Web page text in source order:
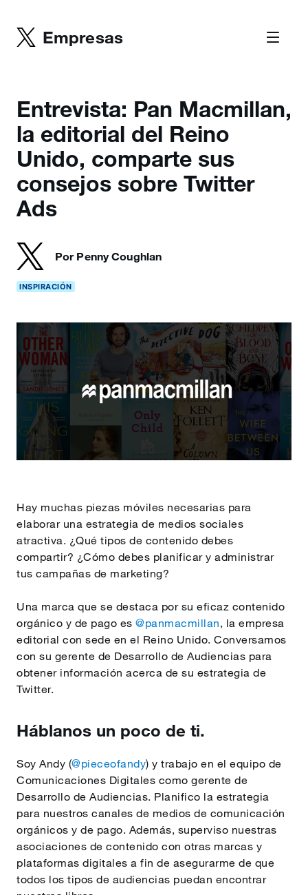
Empresas
Entrevista: Pan Macmillan,
la editorial del Reino
Unido, comparte sus
consejos sobre Twitter
Ads
Por Penny Coughlan
INSPIRACIÓN
Hay muchas piezas móviles necesarias para
elaborar una estrategia de medios sociales
atractiva. ¿Qué tipos de contenido debes
compartir? ¿Cómo debes planificar y administrar
tus campañas de marketing?
Una marca que se destaca por su eficaz contenido
orgánico y de pago es @panmacmillan, la empresa
editorial con sede en el Reino Unido. Conversamos
con su gerente de Desarrollo de Audiencias para
obtener información acerca de su estrategia de
Twitter.
Háblanos un poco de ti.
Soy Andy (@pieceofandy) y trabajo en el equipo de
Comunicaciones Digitales como gerente de
Desarrollo de Audiencias. Planifico la estrategia
para nuestros canales de medios de comunicación
orgánicos y de pago. Además, superviso nuestras
asociaciones de contenido con otras marcas y
plataformas digitales a fin de asegurarme de que
todos los tipos de audiencias puedan encontrar